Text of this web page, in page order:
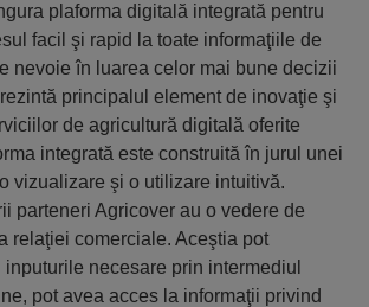
plaforma digitală integrată pentru
facil şi rapid la toate informaţiile de
nevoie în luarea celor mai bune decizii
principalul element de inovaţie şi
de agricultură digitală oferite
integrată este construită în jurul unei
vizualizare şi o utilizare intuitivă.
parteneri Agricover au o vedere de
relaţiei comerciale. Aceştia pot
necesare prin intermediul
pot avea acces la informaţii privind